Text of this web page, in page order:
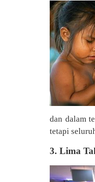
dan dalam
tetapi
3. Lima